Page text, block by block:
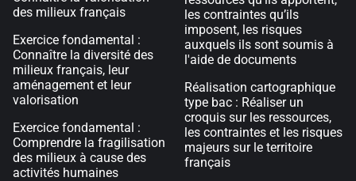
des milieux français
Exercice fondamental :
Connaître la diversité des
milieux français, leur
aménagement et leur
valorisation
Exercice fondamental :
Comprendre la fragilisation
des milieux à cause des
activités humaines
les contraintes qu’ils
imposent, les risques
auxquels ils sont soumis à
l'aide de documents
Réalisation cartographique
type bac : Réaliser un
croquis sur les ressources,
les contraintes et les risques
majeurs sur le territoire
français